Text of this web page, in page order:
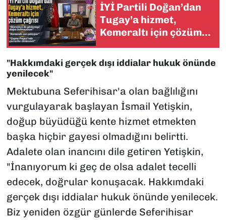
İYİ Partili Doğan’dan
Tugay’a hizmet,
Kemeraltı için çözüm
çağrısı
"Hakkımdaki gerçek dışı iddialar hukuk önünde
yenilecek"
Mektubuna Seferihisar'a olan bağlılığını
vurgulayarak başlayan İsmail Yetişkin,
doğup büyüdüğü kente hizmet etmekten
başka hiçbir gayesi olmadığını belirtti.
Adalete olan inancını dile getiren Yetişkin,
"İnanıyorum ki geç de olsa adalet tecelli
edecek, doğrular konuşacak. Hakkımdaki
gerçek dışı iddialar hukuk önünde yenilecek.
Biz yeniden özgür günlerde Seferihisar